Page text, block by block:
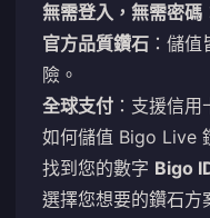
無需登入，無需密碼
官方品質鑽石 ：儲
險。
全球支付 ：支援信
如何儲值 Bigo Live
找到您的數字 Bigo
選擇您想要的鑽石方